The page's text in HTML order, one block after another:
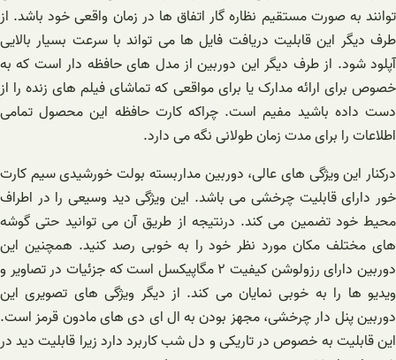
توانند به صورت مستقیم نظاره گار اتفاق ها در زمان واقعی خود باشد. از
طرف دیگر این قابلیت دریافت فایل ها می تواند با سرعت بسیار بالایی
آپلود شود. از طرف دیگر این دوربین از مدل های حافظه دار است که به
خصوص برای ارائه مدارک یا برای مواقعی که تماشای فیلم های زنده را از
دست داده باشید مفیم است. چراکه کارت حافظه این محصول تمامی
اطلاعات را برای مدت زمان طولانی نگه می دارد.
در‌کنار این ویژگی های عالی، دوربین مداربسته بولت خورشیدی سیم کارت
خور دارای قابلیت چرخشی می باشد. این ویژگی دید وسیعی را در اطراف
محیط خود تضمین می کند. درنتیجه از طریق آن می توانید حتی گوشه
های مختلف مکان مورد نظر خود را به خوبی رصد کنید. همچنین این
دوربین دارای رزولوشن کیفیت ۲ مگاپیکسل است که جزئیات در تصاویر و
ویدیو ها را به خوبی نمایان می کند. از دیگر ویژگی های تصویری این
دوربین پنل دار چرخشی، مجهز بودن به ال ای دی های مادون قرمز است.
این قابلیت به خصوص در تاریکی و دل شب کاربرد دارد زیرا قابلیت دید در